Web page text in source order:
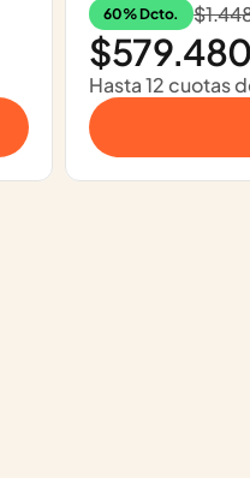
60% Dcto.
Hasta 12 cuotas